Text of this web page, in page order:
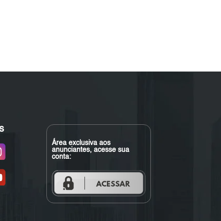
Área exclusiva aos
anunciantes, acesse sua
conta: